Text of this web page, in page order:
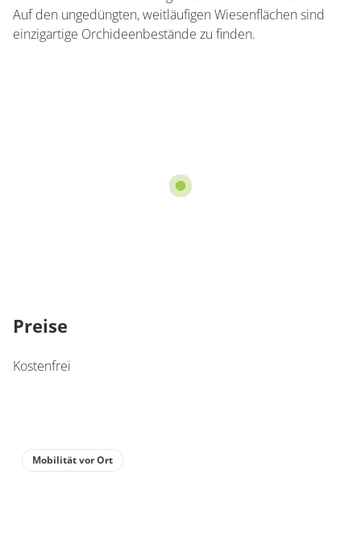
Auf den ungedüngten, weitläufigen Wiesenflächen sind
einzigartige Orchideenbestände zu finden.
Preise
Kostenfrei
Mobilität vor Ort